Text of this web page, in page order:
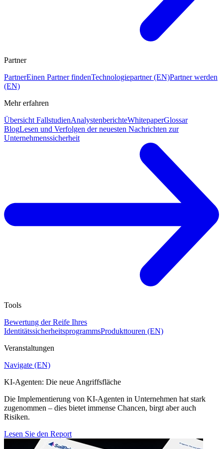
Partner
PartnerEinen Partner findenTechnologiepartner (EN)Partner werden
(EN)
Mehr erfahren
Übersicht FallstudienAnalystenberichteWhitepaperGlossar
BlogLesen und Verfolgen der neuesten Nachrichten zur
Unternehmenssicherheit
Tools
Bewertung der Reife Ihres
IdentitätssicherheitsprogrammsProdukttouren (EN)
Veranstaltungen
Navigate (EN)
KI-Agenten: Die neue Angriffsfläche
Die Implementierung von KI-Agenten in Unternehmen hat stark
zugenommen – dies bietet immense Chancen, birgt aber auch
Risiken.
Lesen Sie den Report